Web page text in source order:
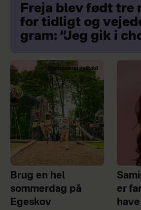
Freja blev født tre
for tidligt og
gram: ”Jeg gik i
Sponsoreret indhold
Brug en hel
sommerdag på
Egeskov
er